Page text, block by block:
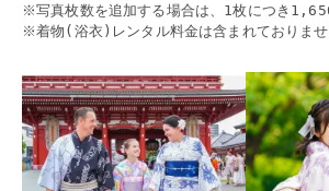
※写真枚数を追加する場合は、1枚につき
※着物(浴衣)レンタル料金は含まれておりませ